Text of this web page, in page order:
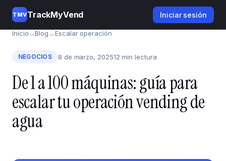
TMVTrackMyVend Iniciar sesión
Inicio→Blog→Escalar operación
NEGOCIOS 8 de marzo, 202512 min lectura
De 1 a 100 máquinas: guía para
escalar tu operación vending de
agua